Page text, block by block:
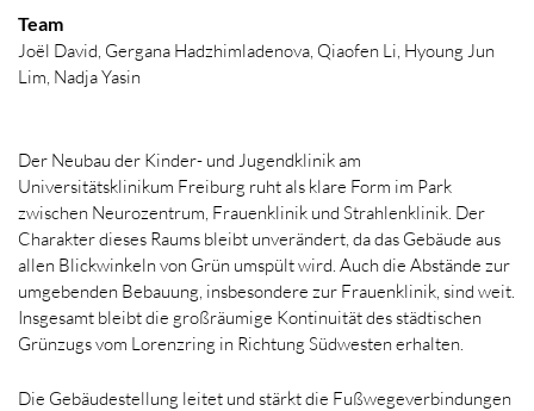
Team
Joël David, Gergana Hadzhimladenova, Qiaofen Li, Hyoung Jun
Lim, Nadja Yasin
Der Neubau der Kinder- und Jugendklinik am
Universitätsklinikum Freiburg ruht als klare Form im Park
zwischen Neurozentrum, Frauenklinik und Strahlenklinik. Der
Charakter dieses Raums bleibt unverändert, da das Gebäude aus
allen Blickwinkeln von Grün umspült wird. Auch die Abstände zur
umgebenden Bebauung, insbesondere zur Frauenklinik, sind weit.
Insgesamt bleibt die großräumige Kontinuität des städtischen
Grünzugs vom Lorenzring in Richtung Südwesten erhalten.
Die Gebäudestellung leitet und stärkt die Fußwegeverbindungen